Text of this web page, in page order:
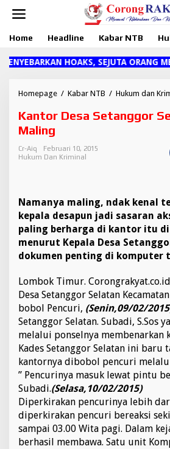
Home Headline Kabar NTB
HOAKS, SEJUTA ORANG
Homepage / Kabar NTB / Hukum dan
Kantor Desa Setanggor
Maling
Cr-Aiq
Februari 10, 2015
Hukum Dan Kriminal
Namanya maling, ndak kenal
kepala desapun jadi sasaran
paling berharga di kantor itu
menurut Kepala Desa
dokumen penting di komputer
Lombok Timur.
Desa Setanggor Selatan
bobol Pencuri, (Senin,09/02/2015
Setanggor Selatan. Subadi, S.Sos
melalui ponselnya membenarkan
Kades Setanggor Selatan ini baru
kantornya dibobol pencuri
” Pencurinya masuk lewat pintu
Subadi.(Selasa,10/02/2015)
Diperkirakan pencurinya lebih
diperkirakan pencuri bereaksi
sampai 03.00 Wita pagi. Dalam
berhasil membawa. Satu unit